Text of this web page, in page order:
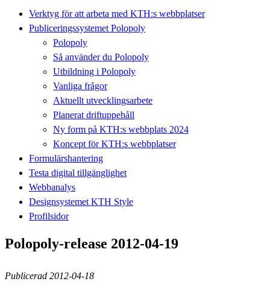
Verktyg för att arbeta med KTH:s webbplatser
Publiceringssystemet Polopoly
Polopoly
Så använder du Polopoly
Utbildning i Polopoly
Vanliga frågor
Aktuellt utvecklingsarbete
Planerat driftuppehåll
Ny form på KTH:s webbplats 2024
Koncept för KTH:s webbplatser
Formulärshantering
Testa digital tillgänglighet
Webbanalys
Designsystemet KTH Style
Profilsidor
Polopoly-release 2012-04-19
Publicerad 2012-04-18